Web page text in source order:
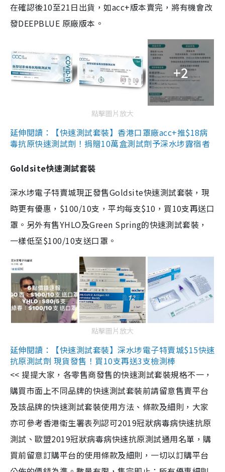
在確認後10至21日出貨，如acc+版本賣完，將有機會改
發DEEPBLUE 原廠版本。
+2
點擊圖片放大
延伸閱讀：【快速測試套裝】香港口罩廠acc+推$18病
毒抗原快速測試劑！捐贈10萬盒測試劑予深水埗露宿者
Goldsite快速測試套裝
深水埗電子特賣城現正發售Goldsite快速測試套裝，現
時更有優惠，$100/10支，平均每支$10，買10支再送口
罩。另外有售YHLO及Green Spring的快速測試套裝，
一樣低至$100/10支送口罩。
點擊圖片放大
延伸閱讀：【快速測試套裝】深水埗電子特賣城$15快速
抗原測試劑 現貨發售！買10支再送3支檢測棒
<< 提提大家，各零售商發售的快速測試套裝規格不一，
購買市面上不同品牌的快速測試套裝前請留意售賣平台
及該品牌的快速測試套裝使用方法、條款及細則，大家
亦可參考香港衞生署表列認可2019冠狀病毒病快速抗原
測試、歐盟2019冠狀病毒病快速抗原測試通用名單，購
買前留意訂購平台的使用條款及細則，一切以訂購平台